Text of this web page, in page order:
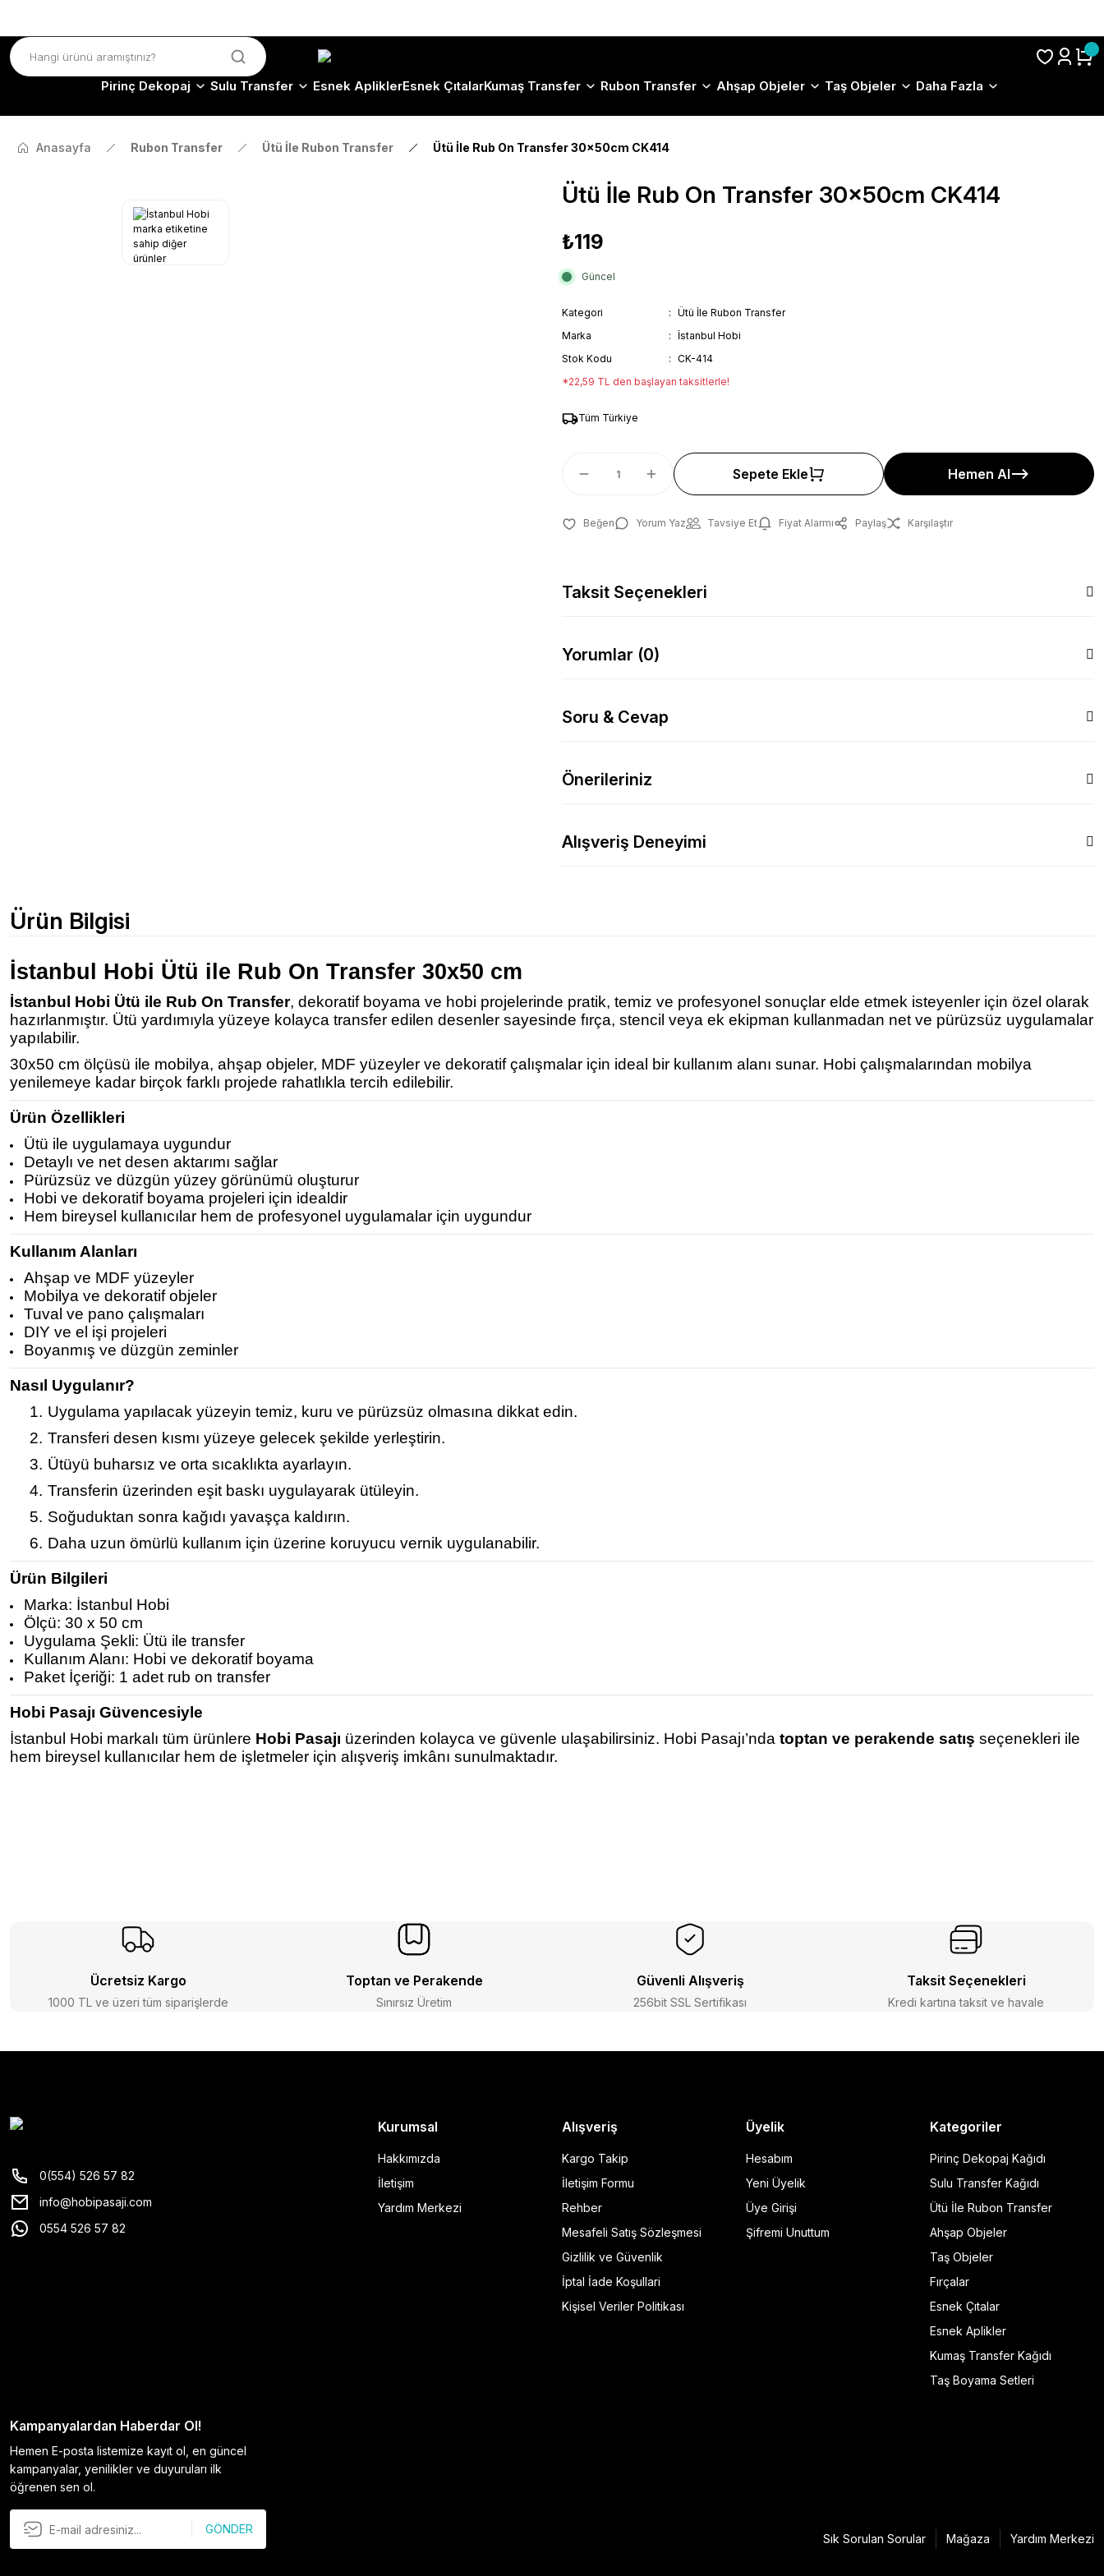
Pirinç Dekopaj Sulu Transfer Esnek ApliklerEsnek ÇıtalarKumaş Transfer Rubon Transfer Ahşap Objeler Taş Objeler Daha Fazla
Anasayfa Rubon Transfer Ütü İle Rubon Transfer Ütü İle Rub On Transfer 30x50cm CK414
Ütü İle Rub On Transfer 30x50cm CK414
₺119
Güncel
Kategori
Ütü İle Rubon Transfer
Marka
İstanbul Hobi
Stok Kodu
CK-414
*22,59 TL den başlayan taksitlerle!
Tüm Türkiye
Sepete Ekle Hemen Al
Yorum Yaz Tavsiye Et Fiyat Alarmı Paylaş Karşılaştır
Taksit Seçenekleri
Yorumlar (0)
Soru & Cevap
Önerileriniz
Alışveriş Deneyimi
Ürün Bilgisi
İstanbul Hobi Ütü ile Rub On Transfer 30x50 cm
İstanbul Hobi Ütü ile Rub On Transfer, dekoratif boyama ve hobi projelerinde pratik, temiz ve profesyonel sonuçlar elde etmek isteyenler için özel olarak
hazırlanmıştır. Ütü yardımıyla yüzeye kolayca transfer edilen desenler sayesinde fırça, stencil veya ek ekipman kullanmadan net ve pürüzsüz uygulamalar
yapılabilir.
30x50 cm ölçüsü ile mobilya, ahşap objeler, MDF yüzeyler ve dekoratif çalışmalar için ideal bir kullanım alanı sunar. Hobi çalışmalarından mobilya
yenilemeye kadar birçok farklı projede rahatlıkla tercih edilebilir.
Ürün Özellikleri
Ütü ile uygulamaya uygundur
Detaylı ve net desen aktarımı sağlar
Pürüzsüz ve düzgün yüzey görünümü oluşturur
Hobi ve dekoratif boyama projeleri için idealdir
Hem bireysel kullanıcılar hem de profesyonel uygulamalar için uygundur
Kullanım Alanları
Ahşap ve MDF yüzeyler
Mobilya ve dekoratif objeler
Tuval ve pano çalışmaları
DIY ve el işi projeleri
Boyanmış ve düzgün zeminler
Nasıl Uygulanır?
1. Uygulama yapılacak yüzeyin temiz, kuru ve pürüzsüz olmasına dikkat edin.
2. Transferi desen kısmı yüzeye gelecek şekilde yerleştirin.
3. Ütüyü buharsız ve orta sıcaklıkta ayarlayın.
4. Transferin üzerinden eşit baskı uygulayarak ütüleyin.
5. Soğuduktan sonra kağıdı yavaşça kaldırın.
6. Daha uzun ömürlü kullanım için üzerine koruyucu vernik uygulanabilir.
Ürün Bilgileri
Marka: İstanbul Hobi
Ölçü: 30 x 50 cm
Uygulama Şekli: Ütü ile transfer
Kullanım Alanı: Hobi ve dekoratif boyama
Paket İçeriği: 1 adet rub on transfer
Hobi Pasajı Güvencesiyle
İstanbul Hobi markalı tüm ürünlere Hobi Pasajı üzerinden kolayca ve güvenle ulaşabilirsiniz. Hobi Pasajı’nda toptan ve perakende satış seçenekleri ile
hem bireysel kullanıcılar hem de işletmeler için alışveriş imkânı sunulmaktadır.
Ücretsiz Kargo
1000 TL ve üzeri tüm siparişlerde
Toptan ve Perakende
Sınırsız Üretim
Güvenli Alışveriş
256bit SSL Sertifikası
Taksit Seçenekleri
Kredi kartına taksit ve havale
0(554) 526 57 82
info@hobipasaji.com
0554 526 57 82
Kurumsal
Hakkımızda
İletişim
Yardım Merkezi
Alışveriş
Kargo Takip
İletişim Formu
Rehber
Mesafeli Satış Sözleşmesi
Gizlilik ve Güvenlik
İptal İade Koşullari
Kişisel Veriler Politikası
Üyelik
Hesabım
Yeni Üyelik
Üye Girişi
Şifremi Unuttum
Kategoriler
Pirinç Dekopaj Kağıdı
Sulu Transfer Kağıdı
Ütü İle Rubon Transfer
Ahşap Objeler
Taş Objeler
Fırçalar
Esnek Çıtalar
Esnek Aplikler
Kumaş Transfer Kağıdı
Taş Boyama Setleri
Kampanyalardan Haberdar Ol!
Hemen E-posta listemize kayıt ol, en güncel
kampanyalar, yenilikler ve duyuruları ilk
öğrenen sen ol.
GÖNDER
Sık Sorulan Sorular Mağaza Yardım Merkezi